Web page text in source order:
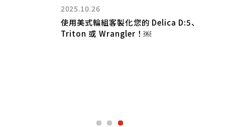
2025.10.26
使用美式輪組客製化您的 Delica D:5、
Triton 或 Wrangler！￼